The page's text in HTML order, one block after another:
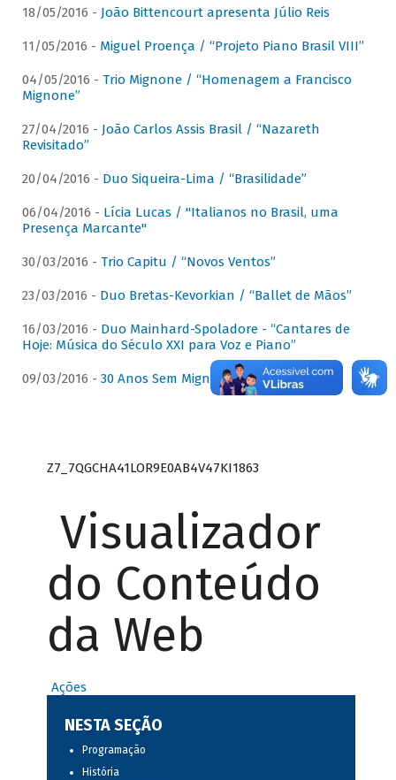
18/05/2016 - João Bittencourt apresenta Júlio Reis
11/05/2016 - Miguel Proença / “Projeto Piano Brasil VIII”
04/05/2016 - Trio Mignone / “Homenagem a Francisco
Mignone”
27/04/2016 - João Carlos Assis Brasil / “Nazareth
Revisitado”
20/04/2016 - Duo Siqueira-Lima / “Brasilidade”
06/04/2016 - Lícia Lucas / "Italianos no Brasil, uma
Presença Marcante"
30/03/2016 - Trio Capitu / “Novos Ventos”
23/03/2016 - Duo Bretas-Kevorkian / “Ballet de Mãos”
16/03/2016 - Duo Mainhard-Spoladore - “Cantares de
Hoje: Música do Século XXI para Voz e Piano”
09/03/2016 - 30 Anos Sem Mignone
Z7_7QGCHA41LOR9E0AB4V47KI1863
Visualizador
do Conteúdo
da Web
Ações
NESTA SEÇÃO
Programação
História